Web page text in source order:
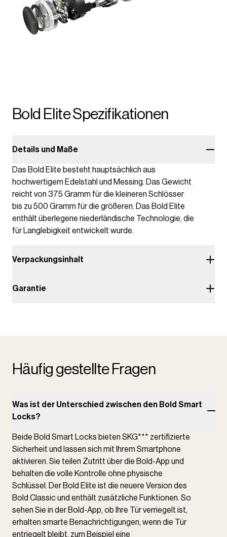
Bold Elite Spezifikationen
Details und Maße
Das Bold Elite besteht hauptsächlich aus
hochwertigem Edelstahl und Messing. Das Gewicht
reicht von 375 Gramm für die kleineren Schlösser
bis zu 500 Gramm für die größeren. Das Bold Elite
enthält überlegene niederländische Technologie, die
für Langlebigkeit entwickelt wurde.
Verpackungsinhalt
Garantie
Häufig gestellte Fragen
Was ist der Unterschied zwischen den Bold Smart
Locks?
Beide Bold Smart Locks bieten SKG*** zertifizierte
Sicherheit und lassen sich mit Ihrem Smartphone
aktivieren. Sie teilen Zutritt über die Bold-App und
behalten die volle Kontrolle ohne physische
Schlüssel. Der Bold Elite ist die neuere Version des
Bold Classic und enthält zusätzliche Funktionen. So
sehen Sie in der Bold-App, ob Ihre Tür verriegelt ist,
erhalten smarte Benachrichtigungen, wenn die Tür
entriegelt bleibt, zum Beispiel eine